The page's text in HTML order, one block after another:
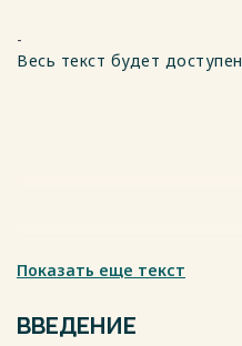
-
Весь текст будет доступен
Показать еще текст
ВВЕДЕНИЕ